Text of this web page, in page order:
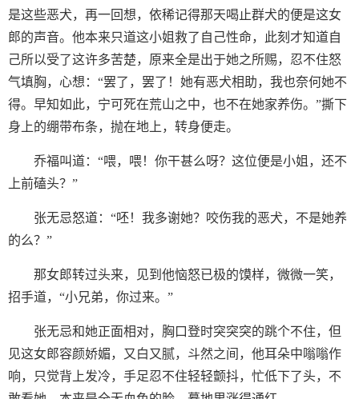
是这些恶犬，再一回想，依稀记得那天喝止群犬的便是这女
郎的声音。他本来只道这小姐救了自己性命，此刻才知道自
己所以受了这许多苦楚，原来全是出于她之所赐，忍不住怒
气填胸，心想：“罢了，罢了！她有恶犬相助，我也奈何她不
得。早知如此，宁可死在荒山之中，也不在她家养伤。”撕下
身上的绷带布条，抛在地上，转身便走。
乔福叫道：“喂，喂！你干甚么呀？这位便是小姐，还不
上前磕头？”
张无忌怒道：“呸！我多谢她？咬伤我的恶犬，不是她养
的么？”
那女郎转过头来，见到他恼怒已极的馍样，微微一笑，
招手道，“小兄弟，你过来。”
张无忌和她正面相对，胸口登时突突突的跳个不住，但
见这女郎容颜娇媚，又白又腻，斗然之间，他耳朵中嗡嗡作
响，只觉背上发冷，手足忍不住轻轻颤抖，忙低下了头，不